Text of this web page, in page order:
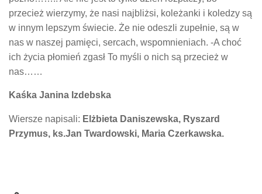
przecież wierzymy, że nasi najbliżsi, koleżanki i koledzy są
w innym lepszym świecie. Że nie odeszli zupełnie, są w
nas w naszej pamięci, sercach, wspomnieniach. -A choć
ich życia płomień zgasł To myśli o nich są przecież w
nas……
Kaśka Janina Izdebska
Wiersze napisali: Elżbieta Daniszewska, Ryszard
Przymus, ks.Jan Twardowski, Maria Czerkawska.